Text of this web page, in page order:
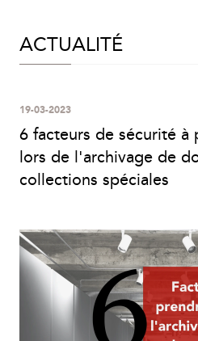
ACTUALITÉ
6 facteurs de sécurité à
lors de l'archivage de
collections spéciales
19-03-2023